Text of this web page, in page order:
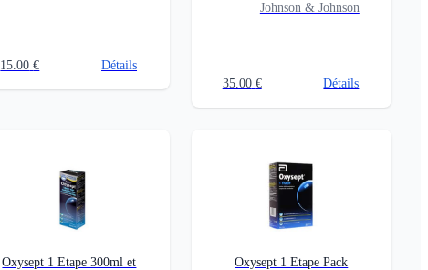
15.00 € Détails
Johnson & Johnson
35.00 € Détails
Oxysept 1 Etape 300ml et
Oxysept 1 Etape Pack